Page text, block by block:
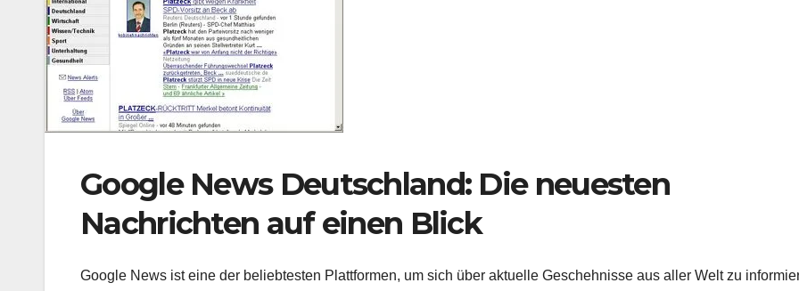
Google News Deutschland: Die neuesten
Nachrichten auf einen Blick
Google News ist eine der beliebtesten Plattformen, um sich über aktuelle Geschehnisse aus aller Welt zu